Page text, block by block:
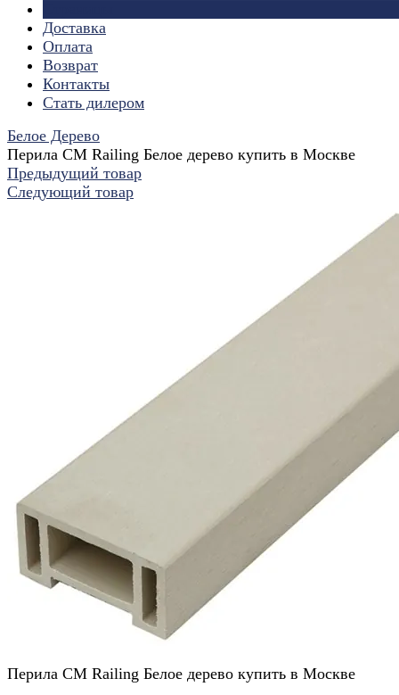
Доставка
Оплата
Возврат
Контакты
Стать дилером
Белое Дерево
Перила CM Railing Белое дерево купить в Москве
Предыдущий товар
Следующий товар
Перила CM Railing Белое дерево купить в Москве